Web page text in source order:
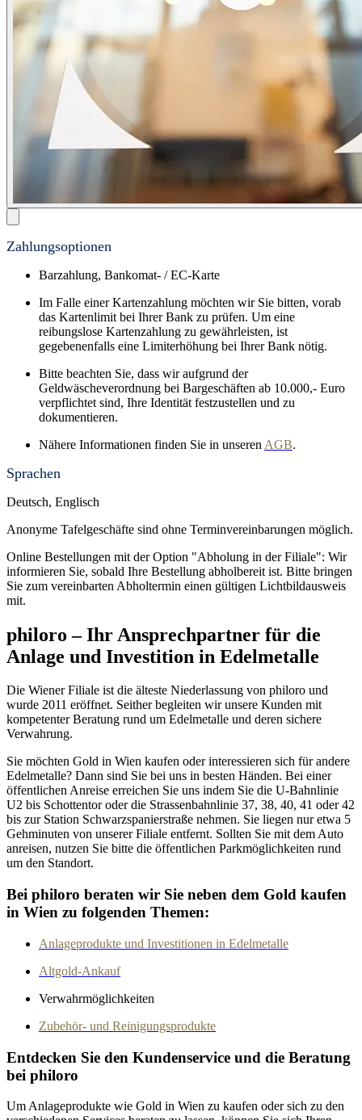
Zahlungsoptionen
Barzahlung, Bankomat- / EC-Karte
Im Falle einer Kartenzahlung möchten wir Sie bitten, vorab
das Kartenlimit bei Ihrer Bank zu prüfen. Um eine
reibungslose Kartenzahlung zu gewährleisten, ist
gegebenenfalls eine Limiterhöhung bei Ihrer Bank nötig.
Bitte beachten Sie, dass wir aufgrund der
Geldwäscheverordnung bei Bargeschäften ab 10.000,- Euro
verpflichtet sind, Ihre Identität festzustellen und zu
dokumentieren.
Nähere Informationen finden Sie in unseren AGB.
Sprachen
Deutsch, Englisch
Anonyme Tafelgeschäfte sind ohne Terminvereinbarungen möglich.
Online Bestellungen mit der Option "Abholung in der Filiale": Wir
informieren Sie, sobald Ihre Bestellung abholbereit ist. Bitte bringen
Sie zum vereinbarten Abholtermin einen gültigen Lichtbildausweis
mit.
philoro – Ihr Ansprechpartner für die
Anlage und Investition in Edelmetalle
Die Wiener Filiale ist die älteste Niederlassung von philoro und
wurde 2011 eröffnet. Seither begleiten wir unsere Kunden mit
kompetenter Beratung rund um Edelmetalle und deren sichere
Verwahrung.
Sie möchten Gold in Wien kaufen oder interessieren sich für andere
Edelmetalle? Dann sind Sie bei uns in besten Händen. Bei einer
öffentlichen Anreise erreichen Sie uns indem Sie die U-Bahnlinie
U2 bis Schottentor oder die Strassenbahnlinie 37, 38, 40, 41 oder 42
bis zur Station Schwarzspanierstraße nehmen. Sie liegen nur etwa 5
Gehminuten von unserer Filiale entfernt. Sollten Sie mit dem Auto
anreisen, nutzen Sie bitte die öffentlichen Parkmöglichkeiten rund
um den Standort.
Bei philoro beraten wir Sie neben dem Gold kaufen
in Wien zu folgenden Themen:
Anlageprodukte und Investitionen in Edelmetalle
Altgold-Ankauf
Verwahrmöglichkeiten
Zubehör- und Reinigungsprodukte
Entdecken Sie den Kundenservice und die Beratung
bei philoro
Um Anlageprodukte wie Gold in Wien zu kaufen oder sich zu den